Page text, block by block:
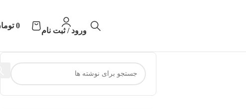
ورود / ثبت نام
0